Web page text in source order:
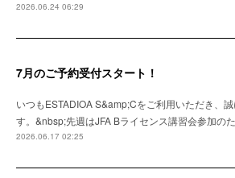
2026.06.24 06:29
7月のご予約受付スタート！
いつもESTADIOA S&amp;Cをご利用いただき、
す。&nbsp;先週はJFA Bライセンス講習会参加の
2026.06.17 02:25